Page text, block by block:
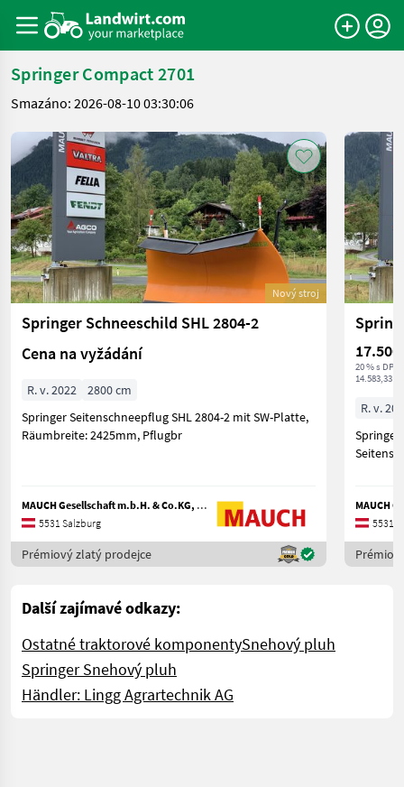
Springer Compact 2701
Smazáno: 2026-08-10 03:30:06
Nový stroj
Springer Schneeschild SHL 2804-2
Cena na vyžádání
R. v. 2022
2800 cm
Springer Seitenschneepflug SHL 2804-2 mit SW-Platte,
Räumbreite: 2425mm, Pflugbr
MAUCH Gesellschaft m.b.H. & Co.KG, Eben
5531 Salzburg
Prémiový zlatý prodejce
17.500
20 % s DPH
14.583,33 €
R. v.
Springer
5531
Další zajímavé odkazy:
Ostatné traktorové komponentySnehový pluh
Springer Snehový pluh
Händler: Lingg Agrartechnik AG